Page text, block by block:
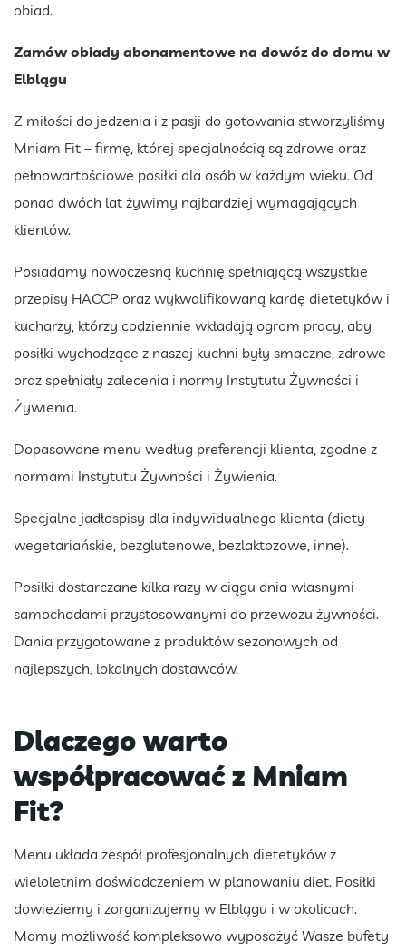
obiad.
Zamów obiady abonamentowe na dowóz do domu w
Elblągu
Z miłości do jedzenia i z pasji do gotowania stworzyliśmy
Mniam Fit – firmę, której specjalnością są zdrowe oraz
pełnowartościowe posiłki dla osób w każdym wieku. Od
ponad dwóch lat żywimy najbardziej wymagających
klientów.
Posiadamy nowoczesną kuchnię spełniającą wszystkie
przepisy HACCP oraz wykwalifikowaną kardę dietetyków i
kucharzy, którzy codziennie wkładają ogrom pracy, aby
posiłki wychodzące z naszej kuchni były smaczne, zdrowe
oraz spełniały zalecenia i normy Instytutu Żywności i
Żywienia.
Dopasowane menu według preferencji klienta, zgodne z
normami Instytutu Żywności i Żywienia.
Specjalne jadłospisy dla indywidualnego klienta (diety
wegetariańskie, bezglutenowe, bezlaktozowe, inne).
Posiłki dostarczane kilka razy w ciągu dnia własnymi
samochodami przystosowanymi do przewozu żywności.
Dania przygotowane z produktów sezonowych od
najlepszych, lokalnych dostawców.
Dlaczego warto
współpracować z Mniam
Fit?
Menu układa zespół profesjonalnych dietetyków z
wieloletnim doświadczeniem w planowaniu diet. Posiłki
dowieziemy i zorganizujemy w Elblągu i w okolicach.
Mamy możliwość kompleksowo wyposażyć Wasze bufety